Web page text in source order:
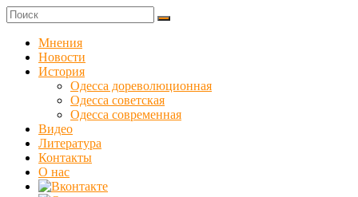
Skip
to
content
Куликовец
Сайт
одесского
сопротивления
Мнения
Новости
История
Одесса дореволюционная
Одесса советская
Одесса современная
Видео
Литература
Контакты
О нас